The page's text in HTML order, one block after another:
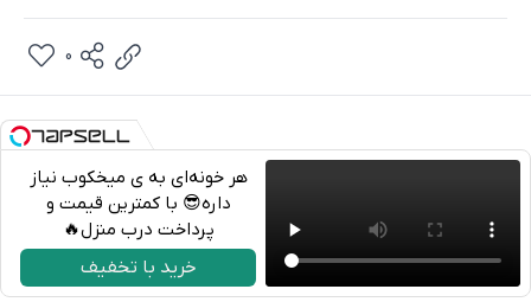
تلگرام
واتساپ
0
هر خونه‌ای به ی میخکوب نیاز
داره😎 با کمترین قیمت و
پرداخت درب منزل🔥
خرید با تخفیف